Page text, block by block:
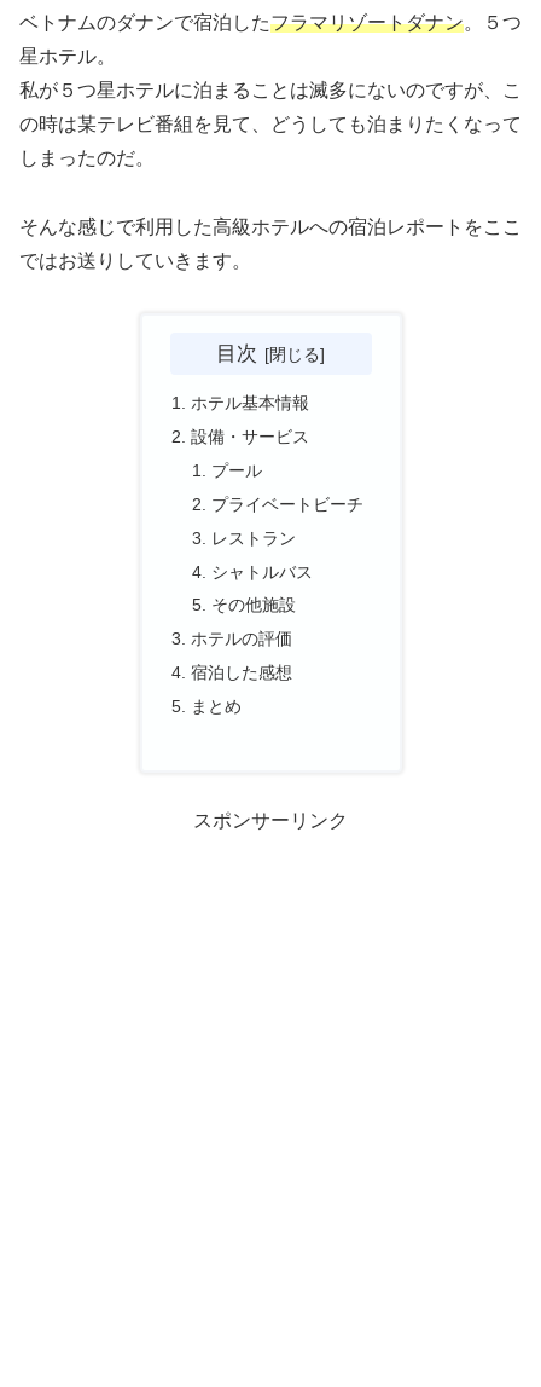
ベトナムのダナンで宿泊したフラマリゾートダナン。５つ
星ホテル。
私が５つ星ホテルに泊まることは滅多にないのですが、こ
の時は某テレビ番組を見て、どうしても泊まりたくなって
しまったのだ。
そんな感じで利用した高級ホテルへの宿泊レポートをここ
ではお送りしていきます。
目次
ホテル基本情報
設備・サービス
プール
プライベートビーチ
レストラン
シャトルバス
その他施設
ホテルの評価
宿泊した感想
まとめ
スポンサーリンク